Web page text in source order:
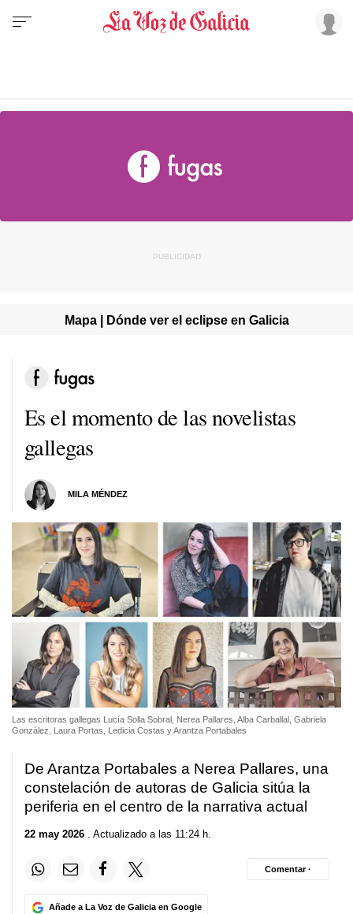
Mapa | Dónde ver el eclipse en Galicia
Es el momento de las novelistas
gallegas
MILA MÉNDEZ
Las escritoras gallegas Lucía Solla Sobral, Nerea Pallares, Alba Carballal, Gabriela
González, Laura Portas, Ledicia Costas y Arantza Portabales
De Arantza Portabales a Nerea Pallares, una
constelación de autoras de Galicia sitúa la
periferia en el centro de la narrativa actual
22 may 2026 . Actualizado a las 11:24 h.
Añade a La Voz de Galicia en Google
Comentar ·